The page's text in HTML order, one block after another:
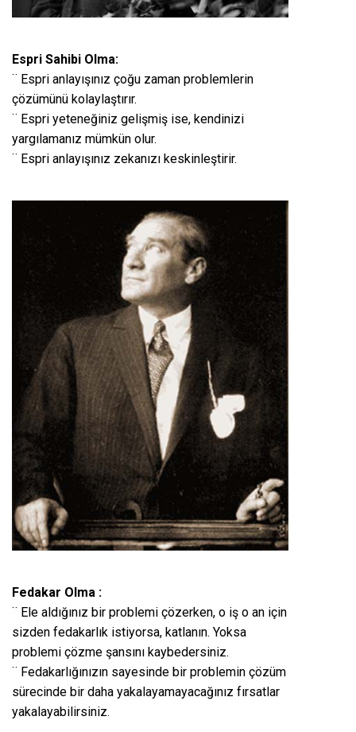
Espri Sahibi Olma:
¨ Espri anlayışınız çoğu zaman problemlerin
çözümünü kolaylaştırır.
¨ Espri yeteneğiniz gelişmiş ise, kendinizi
yargılamanız mümkün olur.
¨ Espri anlayışınız zekanızı keskinleştirir.
Fedakar Olma :
¨ Ele aldığınız bir problemi çözerken, o iş o an için
sizden fedakarlık istiyorsa, katlanın. Yoksa
problemi çözme şansını kaybedersiniz.
¨ Fedakarlığınızın sayesinde bir problemin çözüm
sürecinde bir daha yakalayamayacağınız fırsatlar
yakalayabilirsiniz.